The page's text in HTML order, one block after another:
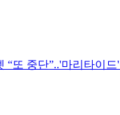
“또 중단”..'마리타이